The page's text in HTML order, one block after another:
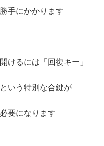
勝手にかかります
開けるには「回復キー」
という特別な合鍵が
必要になります